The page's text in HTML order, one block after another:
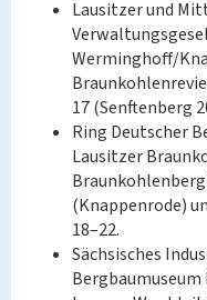
Lausitzer und
Werminghoff/
17 (Senftenberg
Ring Deutscher
Lausitzer
(Knappenrode)
18–22.
Sächsisches
Bergbaumuseum